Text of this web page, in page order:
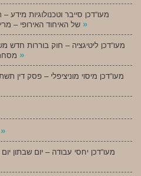
מעו”דכן סייבר וטכנולוגיות מידע
»
מעו”דכן ליטיגציה – חוק בוררות חדש
»
מעו”דכן מיסוי מוניציפלי – פסק דין
»
מעו”דכן יחסי עבודה – יום שבתון